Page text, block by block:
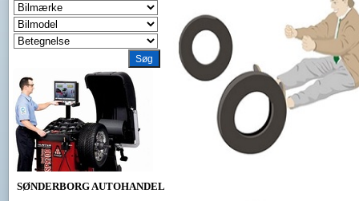
SØNDERBORG AUTOHANDEL